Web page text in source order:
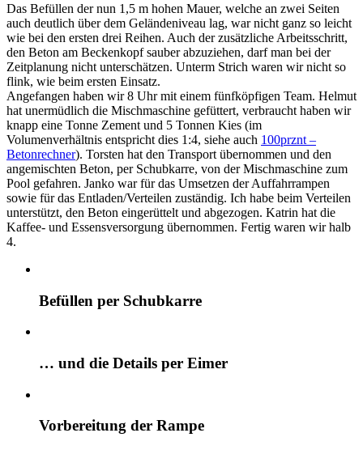
Das Befüllen der nun 1,5 m hohen Mauer, welche an zwei Seiten
auch deutlich über dem Geländeniveau lag, war nicht ganz so leicht
wie bei den ersten drei Reihen. Auch der zusätzliche Arbeitsschritt,
den Beton am Beckenkopf sauber abzuziehen, darf man bei der
Zeitplanung nicht unterschätzen. Unterm Strich waren wir nicht so
flink, wie beim ersten Einsatz.
Angefangen haben wir 8 Uhr mit einem fünfköpfigen Team. Helmut
hat unermüdlich die Mischmaschine gefüttert, verbraucht haben wir
knapp eine Tonne Zement und 5 Tonnen Kies (im
Volumenverhältnis entspricht dies 1:4, siehe auch 100prznt –
Betonrechner). Torsten hat den Transport übernommen und den
angemischten Beton, per Schubkarre, von der Mischmaschine zum
Pool gefahren. Janko war für das Umsetzen der Auffahrrampen
sowie für das Entladen/Verteilen zuständig. Ich habe beim Verteilen
unterstützt, den Beton eingerüttelt und abgezogen. Katrin hat die
Kaffee- und Essensversorgung übernommen. Fertig waren wir halb
4.
Befüllen per Schubkarre
… und die Details per Eimer
Vorbereitung der Rampe